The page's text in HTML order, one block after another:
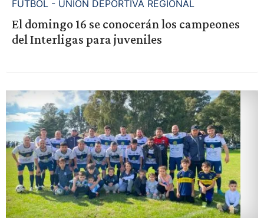
FUTBOL - UNION DEPORTIVA REGIONAL
El domingo 16 se conocerán los campeones
del Interligas para juveniles